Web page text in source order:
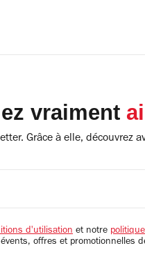
vraiment
Grâce à elle, découvrez
d'utilisation et notre
offres et promotionnelles